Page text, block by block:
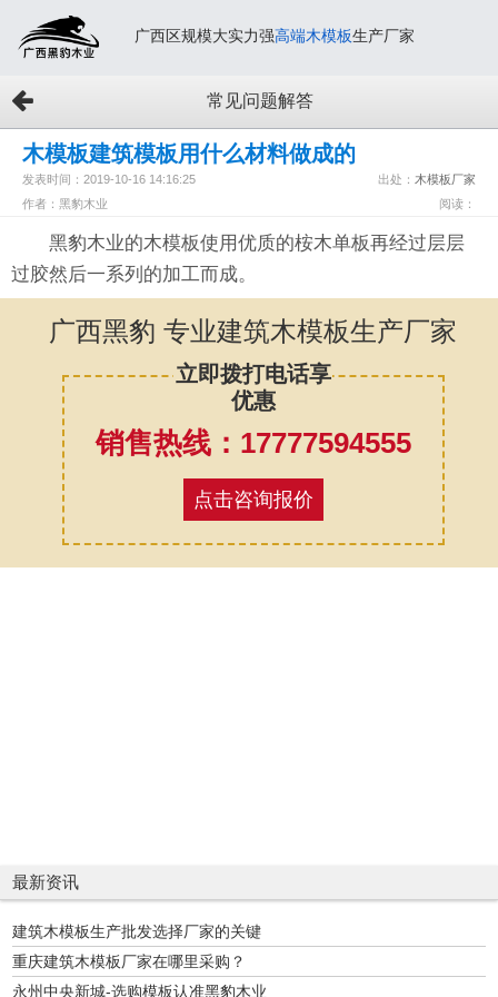
广西区规模大实力强高端木模板生产厂家
常见问题解答
木模板建筑模板用什么材料做成的
发表时间：2019-10-16 14:16:25 出处： 木模板厂家
作者：黑豹木业
阅读：
黑豹木业的木模板使用优质的桉木单板再经过层层
过胶然后一系列的加工而成。
广西黑豹 专业建筑木模板生产厂家
立即拨打电话享
优惠
销售热线：17777594555
点击咨询报价
最新资讯
建筑木模板生产批发选择厂家的关键
重庆建筑木模板厂家在哪里采购？
永州中央新城-选购模板认准黑豹木业